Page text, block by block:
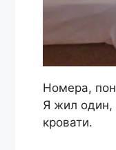
Номера,
Я жил один,
кровати.